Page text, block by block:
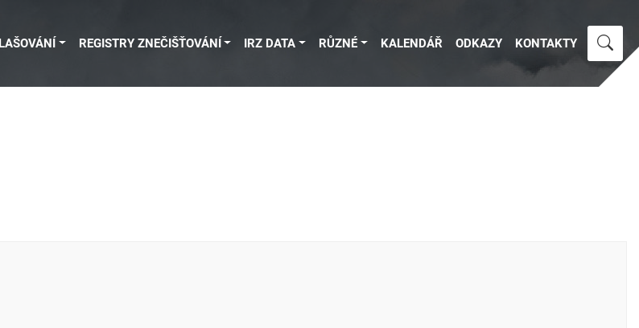
REGISTRY ZNEČIŠŤOVÁNÍ IRZ DATA RŮZNÉ KALENDÁŘ ODKAZY KONTAKTY